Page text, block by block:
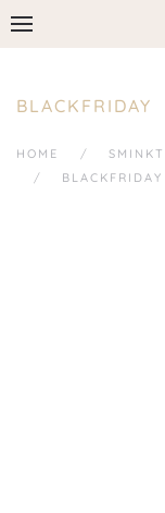
BLACKFRIDAY
HOME
BLACKFRIDAY